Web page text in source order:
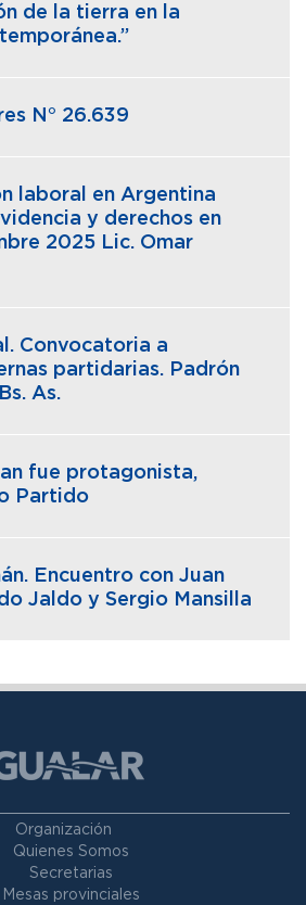
de la tierra en la
N° 26.639
laboral en Argentina
y derechos en
2025 Lic. Omar
Convocatoria a
partidarias. Padrón
As.
fue protagonista,
Partido
Encuentro con Juan
Jaldo y Sergio Mansilla
Organización
Quienes Somos
Secretarias
Mesas provinciales